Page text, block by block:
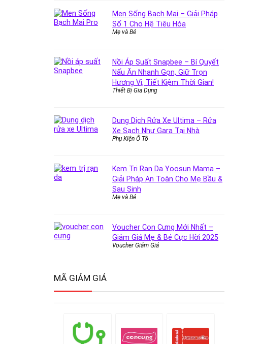
Men Sống Bạch Mai – Giải Pháp
Số 1 Cho Hệ Tiêu Hóa
Mẹ và Bé
Nồi Áp Suất Snapbee – Bí Quyết
Nấu Ăn Nhanh Gọn, Giữ Trọn
Hương Vị, Tiết Kiệm Thời Gian!
Thiết Bị Gia Dụng
Dung Dịch Rửa Xe Ultima – Rửa
Xe Sạch Như Gara Tại Nhà
Phụ Kiện Ô Tô
Kem Trị Rạn Da Yoosun Mama –
Giải Pháp An Toàn Cho Mẹ Bầu &
Sau Sinh
Mẹ và Bé
Voucher Con Cưng Mới Nhất –
Giảm Giá Mẹ & Bé Cực Hời 2025
Voucher Giảm Giá
MÃ GIẢM GIÁ